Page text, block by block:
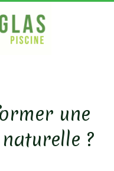
une
?